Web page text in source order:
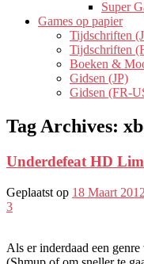
Super
Games op papier
Tijdschriften
Tijdschriften
Boeken &
Gidsen (JP)
Gidsen (FR-
Tag Archives:
Underdefeat HD
Geplaatst op 18 Maart 2012
3
Als er inderdaad een